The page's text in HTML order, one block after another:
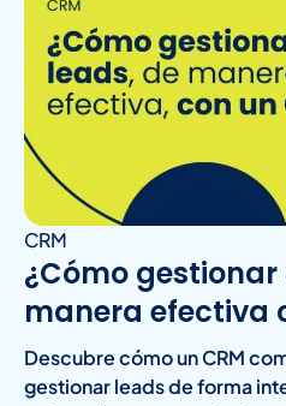
CRM
¿Cómo
manera efectiva
Descubre cómo un CRM
gestionar leads de forma